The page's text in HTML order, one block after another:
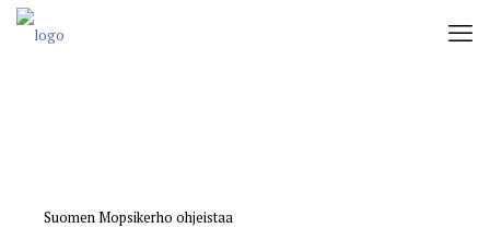
Suomen Mopsikerho ohjeistaa